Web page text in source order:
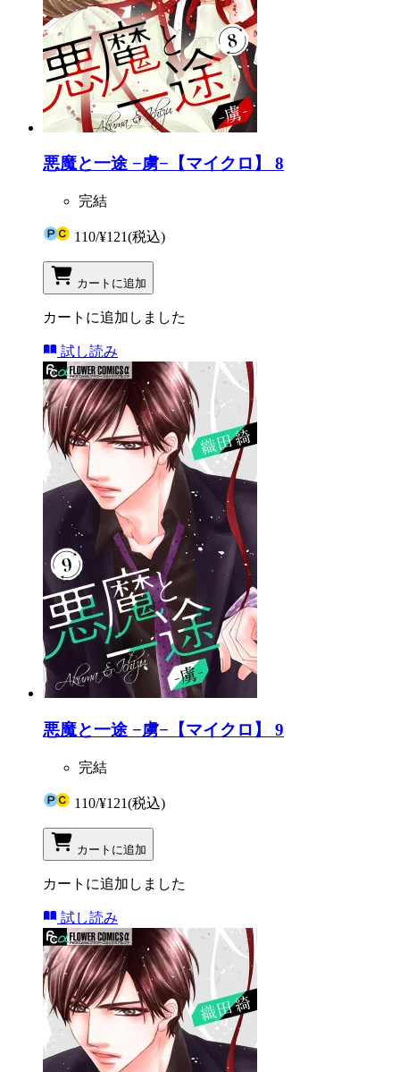
悪魔と一途 −虜−【マイクロ】 8
完結
110/¥121(税込)
カートに追加
カートに追加しました
試し読み
悪魔と一途 −虜−【マイクロ】 9
完結
110/¥121(税込)
カートに追加
カートに追加しました
試し読み